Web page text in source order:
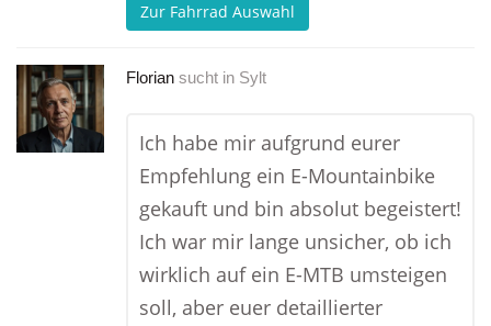
Zur Fahrrad Auswahl
Florian sucht in Sylt
Ich habe mir aufgrund eurer
Empfehlung ein E-Mountainbike
gekauft und bin absolut begeistert!
Ich war mir lange unsicher, ob ich
wirklich auf ein E-MTB umsteigen
soll, aber euer detaillierter